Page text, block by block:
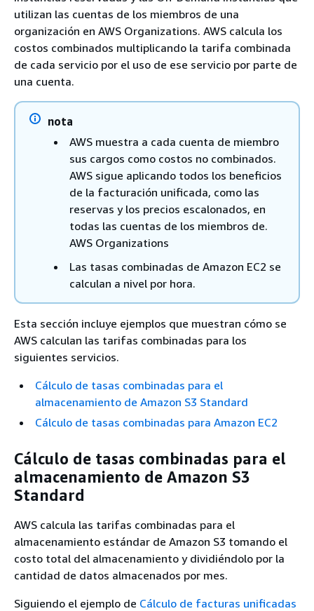
utilizan las cuentas de los miembros de una
organización en AWS Organizations. AWS calcula los
costos combinados multiplicando la tarifa combinada
de cada servicio por el uso de ese servicio por parte de
una cuenta.
nota
AWS muestra a cada cuenta de miembro
sus cargos como costos no combinados.
AWS sigue aplicando todos los beneficios
de la facturación unificada, como las
reservas y los precios escalonados, en
todas las cuentas de los miembros de.
AWS Organizations
Las tasas combinadas de Amazon EC2 se
calculan a nivel por hora.
Esta sección incluye ejemplos que muestran cómo se
AWS calculan las tarifas combinadas para los
siguientes servicios.
Cálculo de tasas combinadas para el
almacenamiento de Amazon S3 Standard
Cálculo de tasas combinadas para Amazon EC2
Cálculo de tasas combinadas para el
almacenamiento de Amazon S3
Standard
AWS calcula las tarifas combinadas para el
almacenamiento estándar de Amazon S3 tomando el
costo total del almacenamiento y dividiéndolo por la
cantidad de datos almacenados por mes.
Siguiendo el ejemplo de Cálculo de facturas unificadas